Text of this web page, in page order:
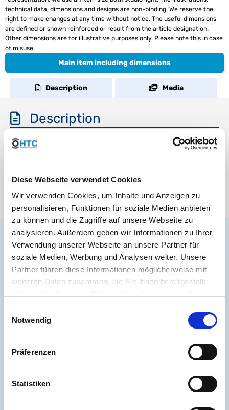
Diese Webseite verwendet Cookies
Wir verwenden Cookies, um Inhalte und Anzeigen zu
personalisieren, Funktionen für soziale Medien anbieten
zu können und die Zugriffe auf unsere Webseite zu
analysieren. Außerdem geben wir Informationen zu Ihrer
Verwendung unserer Webseite an unsere Partner für
soziale Medien, Werbung und Analysen weiter. Unsere
Partner führen diese Informationen möglicherweise mit
weiteren Daten zusammen, die Sie ihnen bereitgestellt
Cookies, wenn Sie unsere Webseite weiterhin nutzen.
Notwendig
Präferenzen
Statistiken
technical data, dimensions and designs are non-binding. We reserve the
right to make changes at any time without notice. The useful dimensions
are defined or shown reinforced or result from the article designation.
Other dimensions are for illustrative purposes only. Please note this in case
of misuse.
Main item including dimensions
Description Media
Description
ITSDESC123TRANSLATION
General information
Imprint
About us
Jobs